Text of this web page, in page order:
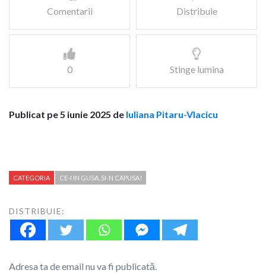
Comentarii Distribuie
0 Stinge lumina
Publicat pe 5 iunie 2025 de Iuliana Pitaru-Vlacicu
CATEGORIA CE-I IN GUSA, SI-N CAPUSA!
DISTRIBUIE:
Adresa ta de email nu va fi publicată.